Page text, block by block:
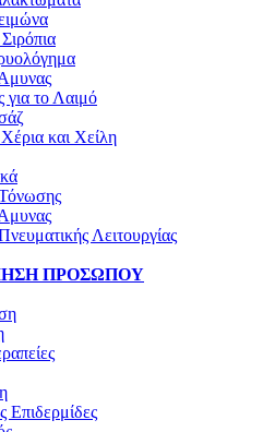
για το Λαιμό
και Χείλη
Λειτουργίας
ΠΡΟΣΏΠΟΥ
Επιδερμίδες